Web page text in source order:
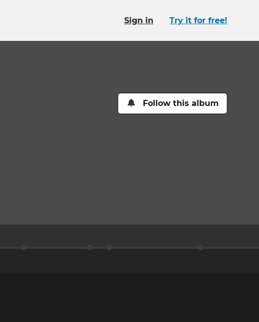
Sign in Try it for free!
Follow this album